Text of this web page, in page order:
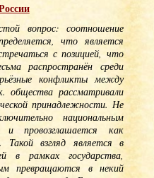
вопрос: соотношение
что является
с позицией, что
распространён среди
конфликты между
рассматривали
принадлежности. Не
национальным
и провозглашается как
Такой взгляд является в
в рамках государства,
превращаются в некий